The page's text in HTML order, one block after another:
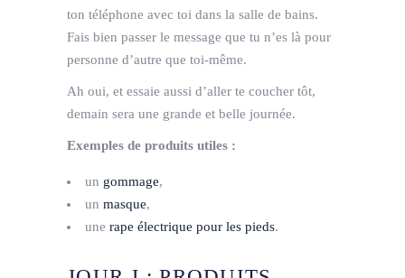
ton téléphone avec toi dans la salle de bains.
Fais bien passer le message que tu n’es là pour
personne d’autre que toi-­même.
Ah oui, et essaie aussi d’aller te coucher tôt,
demain sera une grande et belle journée.
Exemples de produits utiles :
un gommage,
un masque,
une rape électrique pour les pieds.